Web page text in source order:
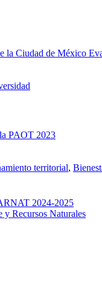
la Ciudad de México
PAOT 2023
territorial,
2024-2025
y Recursos Naturales